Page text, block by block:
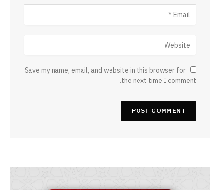
Save my name, email, and website in this browser for
the next time I comment.